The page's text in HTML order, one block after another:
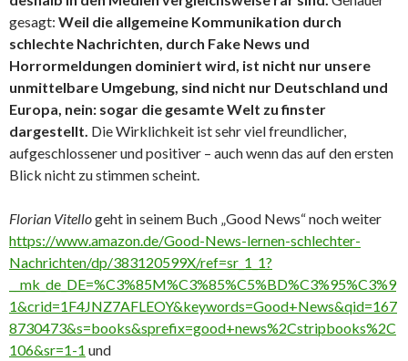
gesagt: Weil die allgemeine Kommunikation durch
schlechte Nachrichten, durch Fake News und
Horrormeldungen dominiert wird, ist nicht nur unsere
unmittelbare Umgebung, sind nicht nur Deutschland und
Europa, nein: sogar die gesamte Welt zu finster
dargestellt. Die Wirklichkeit ist sehr viel freundlicher,
aufgeschlossener und positiver – auch wenn das auf den ersten
Blick nicht zu stimmen scheint.
Florian Vitellogeht in seinem Buch „Good News“ noch weiter
https://www.amazon.de/Good-News-lernen-schlechter-
Nachrichten/dp/383120599X/ref=sr_1_1?
__mk_de_DE=%C3%85M%C3%85%C5%BD%C3%95%C3%9
1&crid=1F4JNZ7AFLEOY&keywords=Good+News&qid=167
8730473&s=books&sprefix=good+news%2Cstripbooks%2C
106&sr=1-1 und